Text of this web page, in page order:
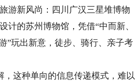
新风尚：四川广汉三星堆博物
计的苏州博物馆，凭借“中而新、
”玩出新意，徒步、骑行、亲子考
这种单向的信息传递模式，难以